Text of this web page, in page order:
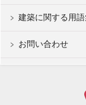
建築に関する用
お問い合わせ